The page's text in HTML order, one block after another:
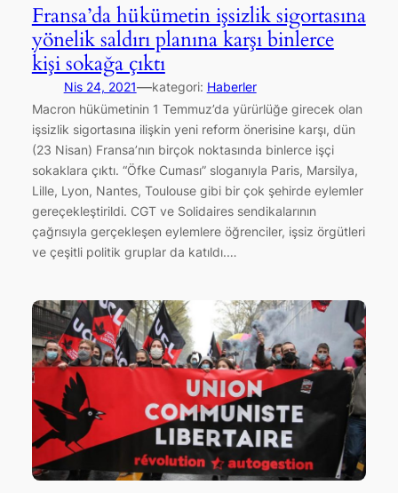
Fransa’da hükümetin işsizlik sigortasına
yönelik saldırı planına karşı binlerce
kişi sokağa çıktı
Nis 24, 2021—kategori: Haberler
Macron hükümetinin 1 Temmuz’da yürürlüğe girecek olan
işsizlik sigortasına ilişkin yeni reform önerisine karşı, dün
(23 Nisan) Fransa’nın birçok noktasında binlerce işçi
sokaklara çıktı. “Öfke Cuması” sloganıyla Paris, Marsilya,
Lille, Lyon, Nantes, Toulouse gibi bir çok şehirde eylemler
gereçekleştirildi. CGT ve Solidaires sendikalarının
çağrısıyla gerçekleşen eylemlere öğrenciler, işsiz örgütleri
ve çeşitli politik gruplar da katıldı.…